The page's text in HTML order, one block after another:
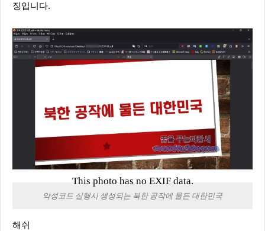
징입니다.
This photo has no EXIF data.
악성코드 실행시 생성되는 북한 공작에 물든 대한민국
해쉬